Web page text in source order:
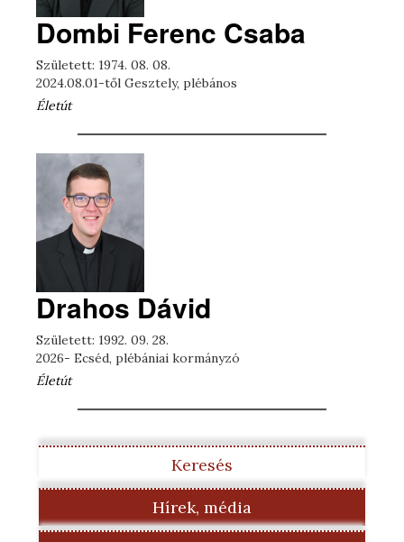
Dombi Ferenc Csaba
Született: 1974. 08. 08.
2024.08.01-től Gesztely, plébános
Életút
Drahos Dávid
Született: 1992. 09. 28.
2026- Ecséd, plébániai kormányzó
Életút
Keresés
Hírek, média